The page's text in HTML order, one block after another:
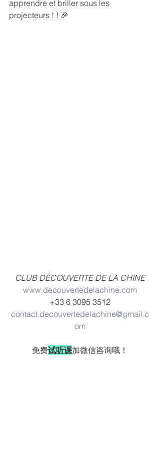
apprendre et briller sous les
projecteurs ! ! 🎉
CLUB DÉCOUVERTE DE LA CHINE
www.decouvertedelachine.com
+33 6 3095 3512
contact.decouvertedelachine@gmail.c
om
免费试听课加微信咨询哦！